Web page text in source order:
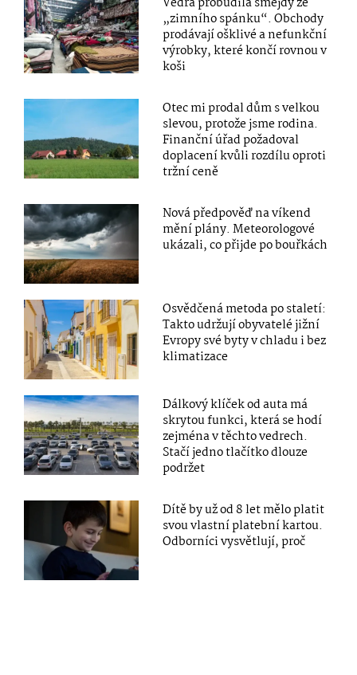
„zimního spánku“. Obchody
prodávají ošklivé a nefunkční
výrobky, které končí rovnou v
koši
Otec mi prodal dům s velkou
slevou, protože jsme rodina.
Finanční úřad požadoval
doplacení kvůli rozdílu oproti
tržní ceně
Nová předpověď na víkend
mění plány. Meteorologové
ukázali, co přijde po bouřkách
Osvědčená metoda po staletí:
Takto udržují obyvatelé jižní
Evropy své byty v chladu i bez
klimatizace
Dálkový klíček od auta má
skrytou funkci, která se hodí
zejména v těchto vedrech.
Stačí jedno tlačítko dlouze
podržet
Dítě by už od 8 let mělo platit
svou vlastní platební kartou.
Odborníci vysvětlují, proč